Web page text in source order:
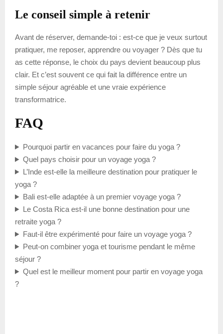
Le conseil simple à retenir
Avant de réserver, demande-toi : est-ce que je veux surtout
pratiquer, me reposer, apprendre ou voyager ? Dès que tu
as cette réponse, le choix du pays devient beaucoup plus
clair. Et c’est souvent ce qui fait la différence entre un
simple séjour agréable et une vraie expérience
transformatrice.
FAQ
Pourquoi partir en vacances pour faire du yoga ?
Quel pays choisir pour un voyage yoga ?
L’Inde est-elle la meilleure destination pour pratiquer le
yoga ?
Bali est-elle adaptée à un premier voyage yoga ?
Le Costa Rica est-il une bonne destination pour une
retraite yoga ?
Faut-il être expérimenté pour faire un voyage yoga ?
Peut-on combiner yoga et tourisme pendant le même
séjour ?
Quel est le meilleur moment pour partir en voyage yoga
?